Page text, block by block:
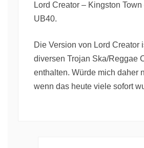
Lord Creator – Kingston
UB40.
Die Version von Lord Creator
diversen Trojan Ska/Reggae
enthalten. Würde mich daher
wenn das heute viele sofort